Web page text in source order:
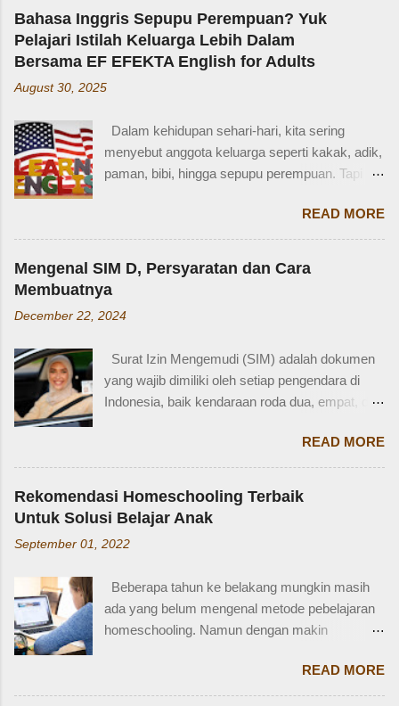
kakaknya lagi tidur. Terus kakak nangis. Sama
tetangga, kakak diajak main dan dipinjami
mainan.” Saya langsung memberondong Zaidan
dengan berbagai pertanyaan. Mbak yang
mana? Tetangga yang mana? Kejadiannya
tidak ingat detailnya. Ayau, mungkin juga dia
terkejut juga dengan reaksi saya. Bagaimana
tidak terkejut. Saya taksir usia Zaidan sekitar
Zaidan duduk di bangku TK, saya sudah tidak
bekerja di luar rumah. Meniggalkan anak usia
segitu, sendiri di rumah, tentu saja saya terkejut.
Memang beli sayur tak lama, 5 atau 10 menit
mungkin selesai kalau tidak antri. Tapi,
orang yang punya kese...
Bahasa Inggris Sepupu Perempuan? Yuk
Pelajari Istilah Keluarga Lebih Dalam
Bersama EF EFEKTA English for Adults
August 30, 2025
Dalam kehidupan sehari-hari, kita sering
menyebut anggota keluarga seperti kakak, adik,
paman, bibi, hingga sepupu perempuan. Tapi
bahasa Inggris? Salah satu contoh yang
menarik adalah bahasa Inggris sepupu
perempuan . Banyak orang mungkin tahu kata
"cousin", tapi tahukah kamu bahwa sepupu
female cousin? Memahami kosakata keluarga
percakapan santai, tetapi juga saat menulis,
traveling, bahkan dalam lingkungan kerja
internasional. Mengenal istilah keluarga akan
memperkenalkan diri atau menceritakan silsilah
keluarga. Contohnya, dalam bahasa Inggris:
Ayah = Father Ibu = Mother Kakak laki-laki =
Older brother Adik perempuan = Younger sister
Paman = Uncle Bibi = Aunt Sepupu perempuan
Seringkali, kita hanya menggunakan "cousin"
tanpa membed...
READ MORE
Mengenal SIM D, Persyaratan dan Cara
Membuatnya
December 22, 2024
Surat Izin Mengemudi (SIM) adalah dokumen
yang wajib dimiliki oleh setiap pengendara di
Indonesia, baik kendaraan roda dua, empat, dan
salah satunya adalah SIM D. Karena tidak
terlalu populer, banyak yang bertanya SIM D
untuk pengendara apa ya? Mengenal SIM D,
Persayaratan dan Cara Membuatnya
Berdasarkan webstite resmi humas.polri.go.id,
SIM D khusus dibuat untuk pengendara dengan
Disabiltas juga adalah manusia biasa yang
berhak berkendara untuk melakukan
aktifitasnya seperti mencari nafkah, menuntut
memfasilitasi dengan SIM khusus sesuai
dengan yang dibutuhkan. SIM D yang berlaku di
READ MORE
Rekomendasi Homeschooling Terbaik
Untuk Solusi Belajar Anak
September 01, 2022
Beberapa tahun ke belakang mungkin masih
ada yang belum mengenal metode pebelajaran
homeschooling. Namun dengan makin
ini, homeschooling jadi makin dikenal dan
bahkan diminati. Homeschooling merupakan
READ MORE